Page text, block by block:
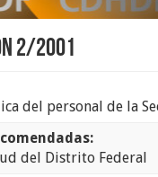
2/2001
del personal de la
del Distrito Federal